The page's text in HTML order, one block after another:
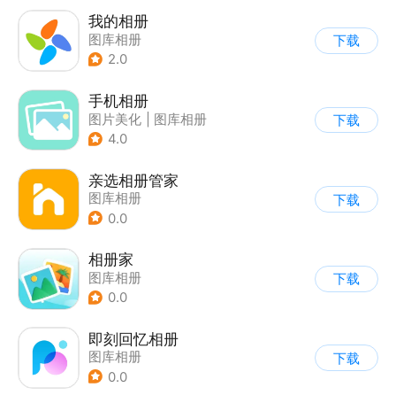
我的相册
图库相册
2.0
下载
手机相册
图片美化
图库相册
4.0
下载
亲选相册管家
图库相册
0.0
下载
相册家
图库相册
0.0
下载
即刻回忆相册
图库相册
0.0
下载